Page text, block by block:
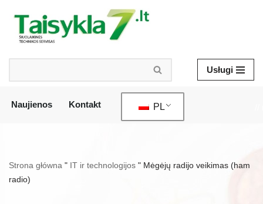
Przejdź
treści
Usługi
Naujienos Kontakt PL
Strona główna " IT ir technologijos " Mėgėjų radijo veikimas (ham
radio)